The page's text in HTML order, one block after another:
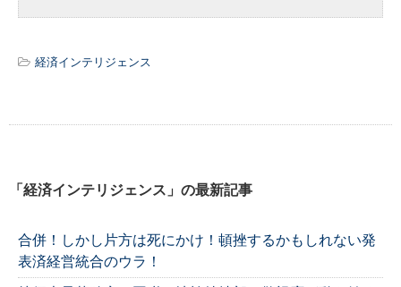
経済インテリジェンス
「経済インテリジェンス」の最新記事
合併！しかし片方は死にかけ！頓挫するかもしれない発
表済経営統合のウラ！